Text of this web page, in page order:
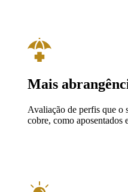
Mais
Avaliação de perfis que o
cobre, como aposentados